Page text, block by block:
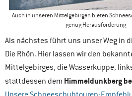
Auch in unseren Mittelgebirgen bieten
genug Herausforderung
Als nächstes führt uns unser Weg in
Die Rhön. Hier lassen wir den
Mittelgebirges, die Wasserkuppe,
stattdessen dem Himmeldunkberg